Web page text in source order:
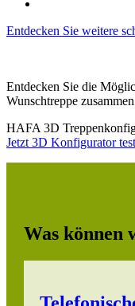
Entdecken Sie weitere
Entdecken Sie die
Wunschtreppe
HAFA 3D
Jetzt 3D Konfigurator
Was können